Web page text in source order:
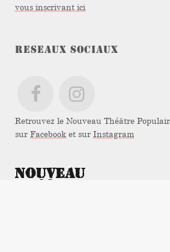
vous inscrivant ici
RESEAUX SOCIAUX
Retrouvez le Nouveau Théâtre
sur Facebook et sur Instagram